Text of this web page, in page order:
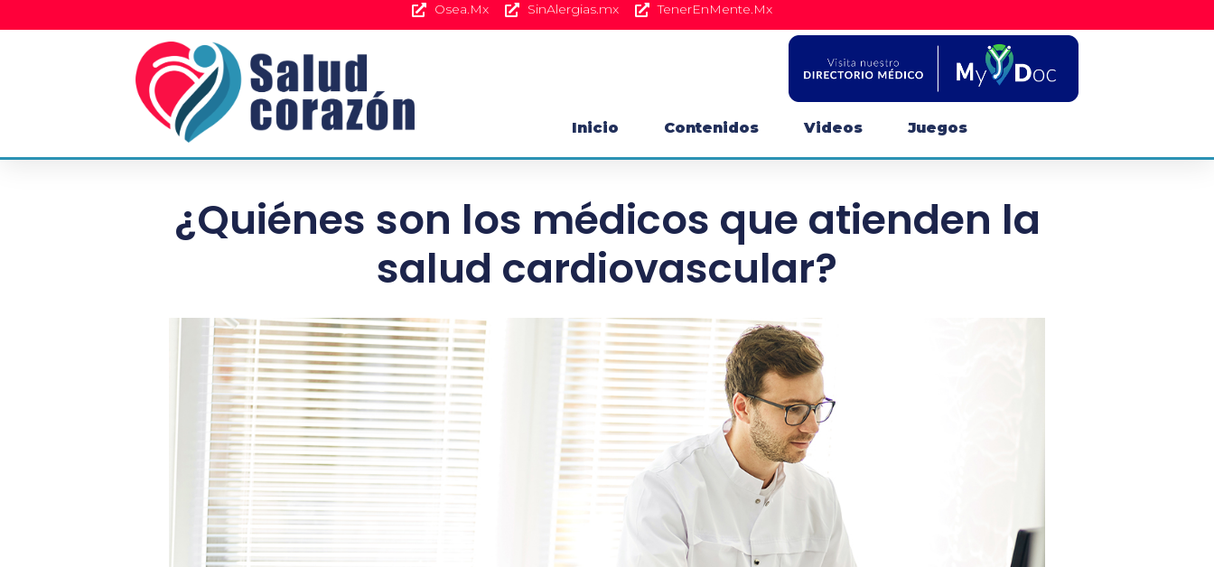
Osea.Mx SinAlergias.mx TenerEnMente.Mx
Inicio Contenidos Videos Juegos
¿Quiénes son los médicos que atienden la
salud cardiovascular?